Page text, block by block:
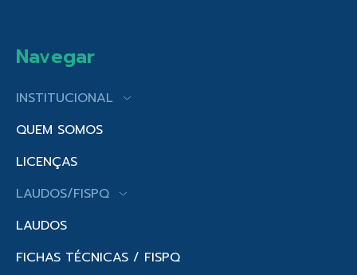
Navegar
INSTITUCIONAL
QUEM SOMOS
LICENÇAS
LAUDOS/FISPQ
LAUDOS
FICHAS TÉCNICAS / FISPQ